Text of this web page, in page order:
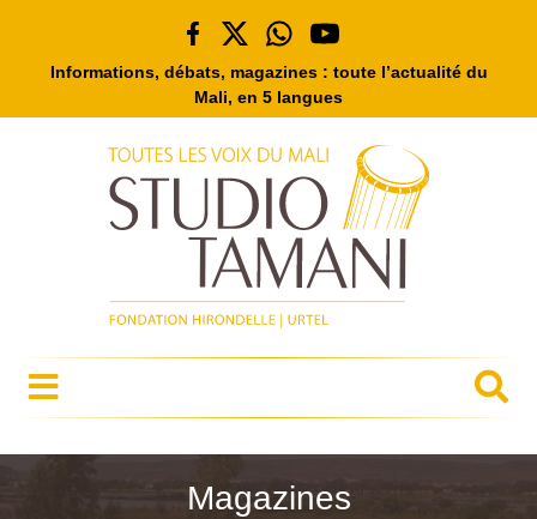
Informations, débats, magazines : toute l’actualité du
Mali, en 5 langues
Magazines